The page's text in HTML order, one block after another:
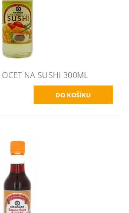
NA SUSHI 300ML